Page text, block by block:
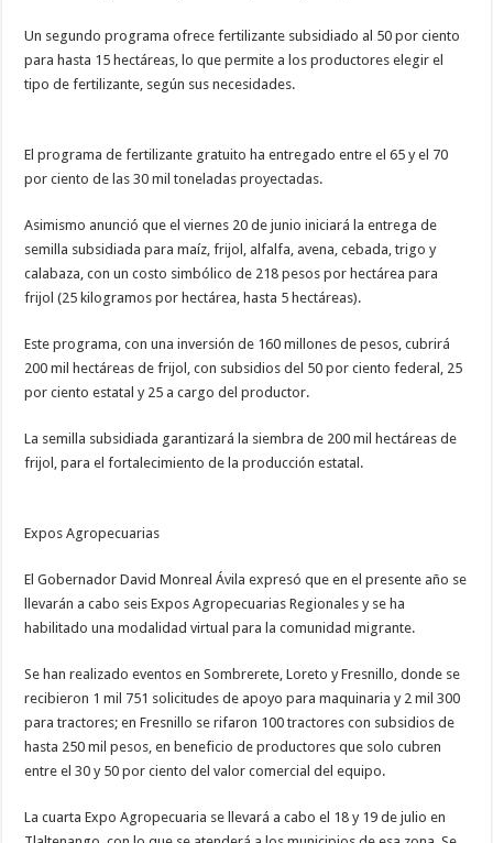
Un segundo programa ofrece fertilizante subsidiado al 50 por ciento
para hasta 15 hectáreas, lo que permite a los productores elegir el
tipo de fertilizante, según sus necesidades.
El programa de fertilizante gratuito ha entregado entre el 65 y el 70
por ciento de las 30 mil toneladas proyectadas.
Asimismo anunció que el viernes 20 de junio iniciará la entrega de
semilla subsidiada para maíz, frijol, alfalfa, avena, cebada, trigo y
calabaza, con un costo simbólico de 218 pesos por hectárea para
frijol (25 kilogramos por hectárea, hasta 5 hectáreas).
Este programa, con una inversión de 160 millones de pesos, cubrirá
200 mil hectáreas de frijol, con subsidios del 50 por ciento federal, 25
por ciento estatal y 25 a cargo del productor.
La semilla subsidiada garantizará la siembra de 200 mil hectáreas de
frijol, para el fortalecimiento de la producción estatal.
Expos Agropecuarias
El Gobernador David Monreal Ávila expresó que en el presente año se
llevarán a cabo seis Expos Agropecuarias Regionales y se ha
habilitado una modalidad virtual para la comunidad migrante.
Se han realizado eventos en Sombrerete, Loreto y Fresnillo, donde se
recibieron 1 mil 751 solicitudes de apoyo para maquinaria y 2 mil 300
para tractores; en Fresnillo se rifaron 100 tractores con subsidios de
hasta 250 mil pesos, en beneficio de productores que solo cubren
entre el 30 y 50 por ciento del valor comercial del equipo.
La cuarta Expo Agropecuaria se llevará a cabo el 18 y 19 de julio en